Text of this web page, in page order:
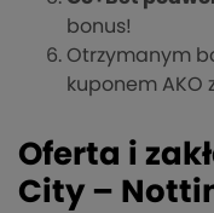
bonus!
Otrzymanym
kuponem AKO
Oferta i
City –